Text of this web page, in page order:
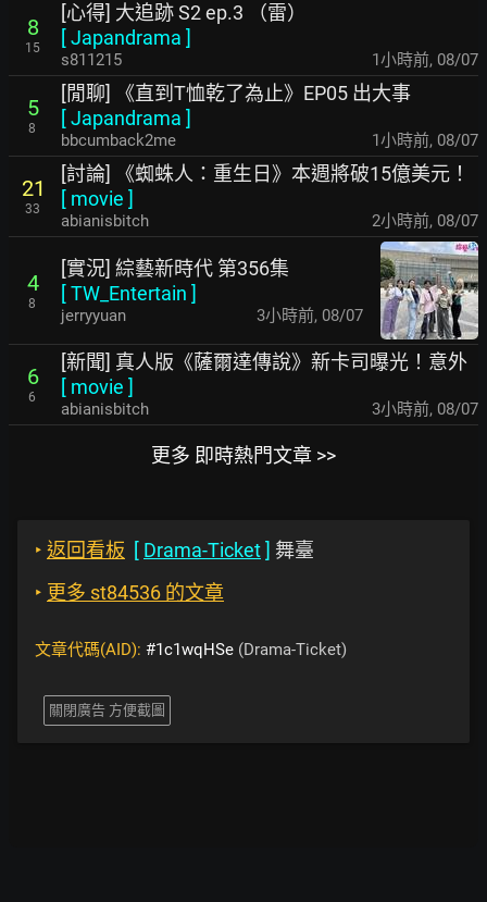
8
15
[心得] 大追跡 S2 ep.3 （雷）
[Japandrama ]
s811215 1小時前, 08/07
5
8
[閒聊] 《直到T恤乾了為止》EP05 出大事
[Japandrama ]
bbcumback2me 1小時前, 08/07
21
33
[討論] 《蜘蛛人：重生日》本週將破15億美元！
[ movie ]
abianisbitch 2小時前, 08/07
4
8
[實況] 綜藝新時代 第356集
[TW_Entertain ]
jerryyuan 3小時前, 08/07
6
6
[新聞] 真人版《薩爾達傳說》新卡司曝光！意外
[ movie ]
abianisbitch 3小時前, 08/07
更多 即時熱門文章 >>
‣ 返回看板 [ Drama-Ticket] 舞臺
‣ 更多 st84536 的文章
文章代碼(AID): #1c1wqHSe (Drama-Ticket)
關閉廣告 方便截圖